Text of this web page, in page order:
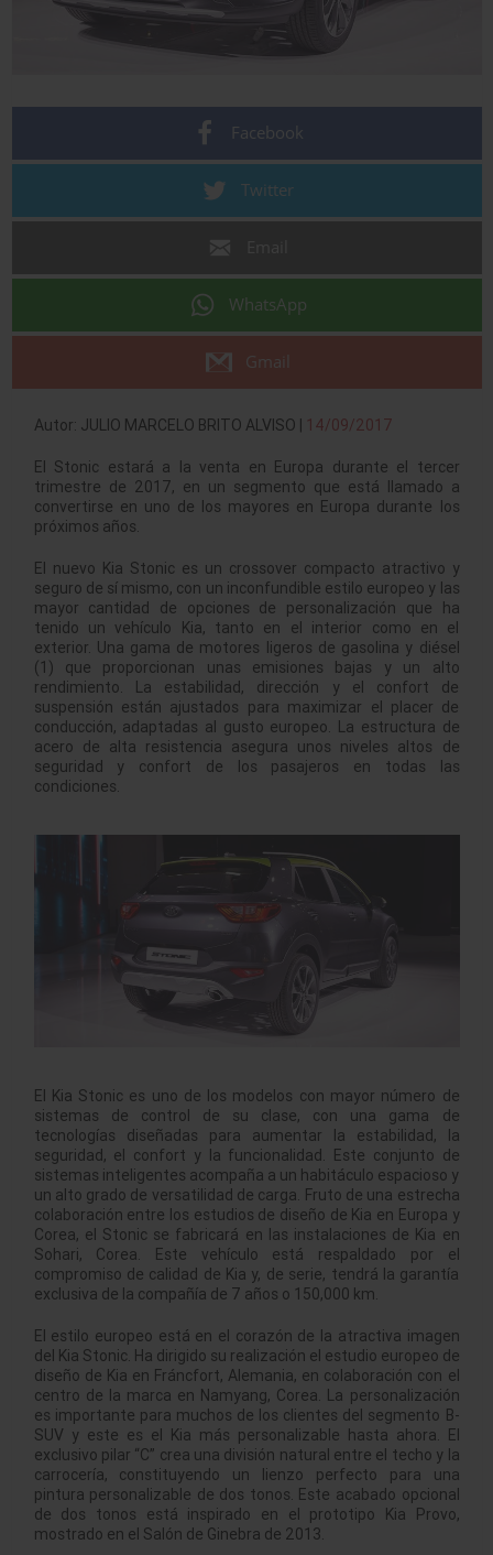
Facebook
Twitter
WhatsApp
Gmail
Autor: JULIO MARCELO BRITO ALVISO | 14/09/2017
El Stonic estará a la venta en Europa durante el tercer
trimestre de 2017, en un segmento que está llamado a
convertirse en uno de los mayores en Europa durante los
próximos años.
El nuevo Kia Stonic es un crossover compacto atractivo y
seguro de sí mismo, con un inconfundible estilo europeo y las
mayor cantidad de opciones de personalización que ha
tenido un vehículo Kia, tanto en el interior como en el
exterior. Una gama de motores ligeros de gasolina y diésel
(1) que proporcionan unas emisiones bajas y un alto
rendimiento. La estabilidad, dirección y el confort de
suspensión están ajustados para maximizar el placer de
conducción, adaptadas al gusto europeo. La estructura de
acero de alta resistencia asegura unos niveles altos de
seguridad y confort de los pasajeros en todas las
condiciones.
El Kia Stonic es uno de los modelos con mayor número de
sistemas de control de su clase, con una gama de
tecnologías diseñadas para aumentar la estabilidad, la
seguridad, el confort y la funcionalidad. Este conjunto de
sistemas inteligentes acompaña a un habitáculo espacioso y
un alto grado de versatilidad de carga. Fruto de una estrecha
colaboración entre los estudios de diseño de Kia en Europa y
Corea, el Stonic se fabricará en las instalaciones de Kia en
Sohari, Corea. Este vehículo está respaldado por el
compromiso de calidad de Kia y, de serie, tendrá la garantía
exclusiva de la compañía de 7 años o 150,000 km.
El estilo europeo está en el corazón de la atractiva imagen
del Kia Stonic. Ha dirigido su realización el estudio europeo de
diseño de Kia en Fráncfort, Alemania, en colaboración con el
centro de la marca en Namyang, Corea. La personalización
es importante para muchos de los clientes del segmento B-
SUV y este es el Kia más personalizable hasta ahora. El
exclusivo pilar “C” crea una división natural entre el techo y la
carrocería, constituyendo un lienzo perfecto para una
pintura personalizable de dos tonos. Este acabado opcional
de dos tonos está inspirado en el prototipo Kia Provo,
mostrado en el Salón de Ginebra de 2013.